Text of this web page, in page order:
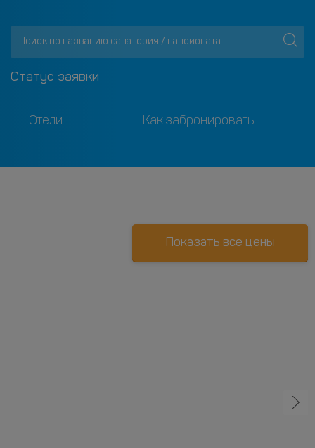
Статус заявки
Отели Как забронировать
Показать все цены